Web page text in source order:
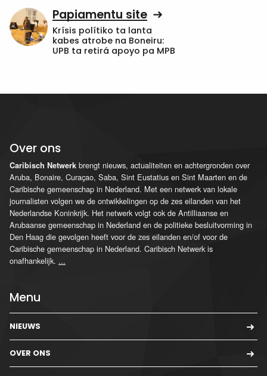
Papiamentu site
Krísis polítiko ta lanta
kabes atrobe na Boneiru:
UPB ta retirá apoyo pa MPB
Over ons
Caribisch Netwerk brengt nieuws, actualiteiten en achtergronden over
Aruba, Bonaire, Curaçao, Saba, Sint Eustatius en Sint Maarten en de
Caribische gemeenschap in Nederland. Met een netwerk van lokale
journalisten volgen we de ontwikkelingen op de zes eilanden van het
Nederlandse Koninkrijk. Het netwerk volgt ook de Antilliaanse en
Arubaanse gemeenschap in Nederland en de politieke besluitvorming in
Den Haag die gevolgen heeft voor de zes eilanden en/of voor de
Caribische gemeenschap in Nederland. Caribisch Netwerk is
onafhankelijk. ...
Menu
NIEUWS
OVER ONS